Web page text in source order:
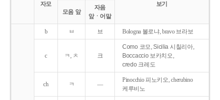
자모
보기
모음 앞
자음
앞ㆍ어말
b ㅂ 브 Bologna 볼로냐, bravo 브라보
c ㅋ, ㅊ 크
Como 코모, Sicilia 시칠리아,
Boccaccio 보카치오,
credo 크레도
ch ㅋ ―
Pinocchio 피노키오, cherubino
케루비노